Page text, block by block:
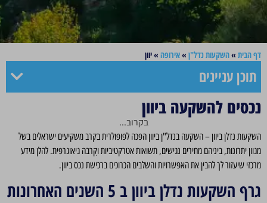
דף הבית »השקעות נדל"ן »אירופה »יוון
תוכן עניינים
נכסים להשקעה ביוון
בקרוב...
השקעות נדלן ביוון – השקעה בנדל"ן ביוון הפכה לפופולרית בקרב משקיעים ישראלים בשל
מגוון יתרונות, ביניהם מחירים נגישים, תשואות אטרקטיביות וקִרבה גיאוגרפית. להלן מידע
מרכזי שיעזור לך להבין את האפשרויות והשלבים הכרוכים ברכישת נכס ביוון.
גרף השקעות נדלן ביוון ב 5 השנים האחרונות